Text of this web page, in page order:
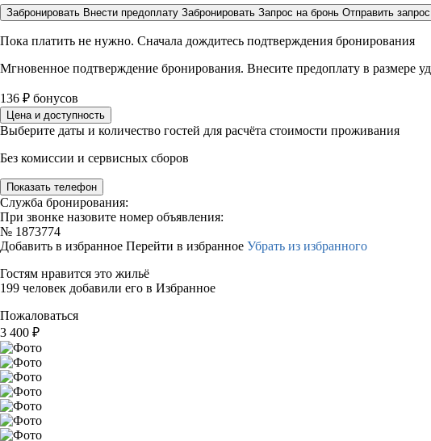
Забронировать Внести предоплату Забронировать Запрос на бронь Отправить запрос
Пока платить не нужно. Сначала дождитесь подтверждения бронирования
Мгновенное подтверждение бронирования. Внесите предоплату в размере
136 ₽ бонусов
Цена и доступность
Выберите даты и количество гостей для расчёта стоимости проживания
Без комиссии и сервисных сборов
Показать телефон
Служба бронирования:
При звонке назовите номер объявления:
№ 1873774
Добавить в избранное Перейти в избранное Убрать из избранного
Гостям нравится это жильё
199 человек добавили его в Избранное
Пожаловаться
3 400 ₽